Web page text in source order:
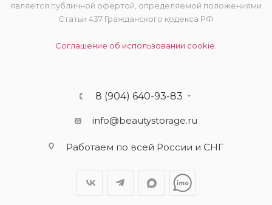
является публичной офертой, определяемой положениями
Статьи 437 Гражданского кодекса РФ
Соглашение об использовании cookie.
8 (904) 640-93-83
info@beautystorage.ru
Работаем по всей России и СНГ